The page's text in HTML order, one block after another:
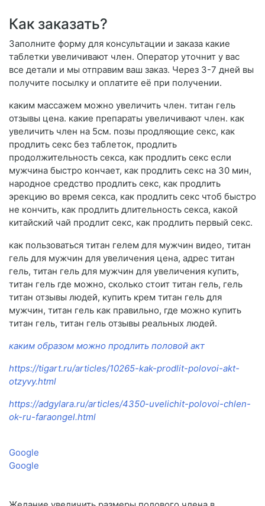
Как заказать?
Заполните форму для консультации и заказа какие
таблетки увеличивают член. Оператор уточнит у вас
все детали и мы отправим ваш заказ. Через 3-7 дней вы
получите посылку и оплатите её при получении.
каким массажем можно увеличить член. титан гель
отзывы цена. какие препараты увеличивают член. как
увеличить член на 5см. позы продляющие секс, как
продлить секс без таблеток, продлить
продолжительность секса, как продлить секс если
мужчина быстро кончает, как продлить секс на 30 мин,
народное средство продлить секс, как продлить
эрекцию во время секса, как продлить секс чтоб быстро
не кончить, как продлить длительность секса, какой
китайский чай продлит секс, как продлить первый секс.
как пользоваться титан гелем для мужчин видео, титан
гель для мужчин для увеличения цена, адрес титан
гель, титан гель для мужчин для увеличения купить,
титан гель где можно, сколько стоит титан гель, гель
титан отзывы людей, купить крем титан гель для
мужчин, титан гель как правильно, где можно купить
титан гель, титан гель отзывы реальных людей.
каким образом можно продлить половой акт
https://tigart.ru/articles/10265-kak-prodlit-polovoi-akt-
otzyvy.html
https://adgylara.ru/articles/4350-uvelichit-polovoi-chlen-
ok-ru-faraongel.html
Google
Google